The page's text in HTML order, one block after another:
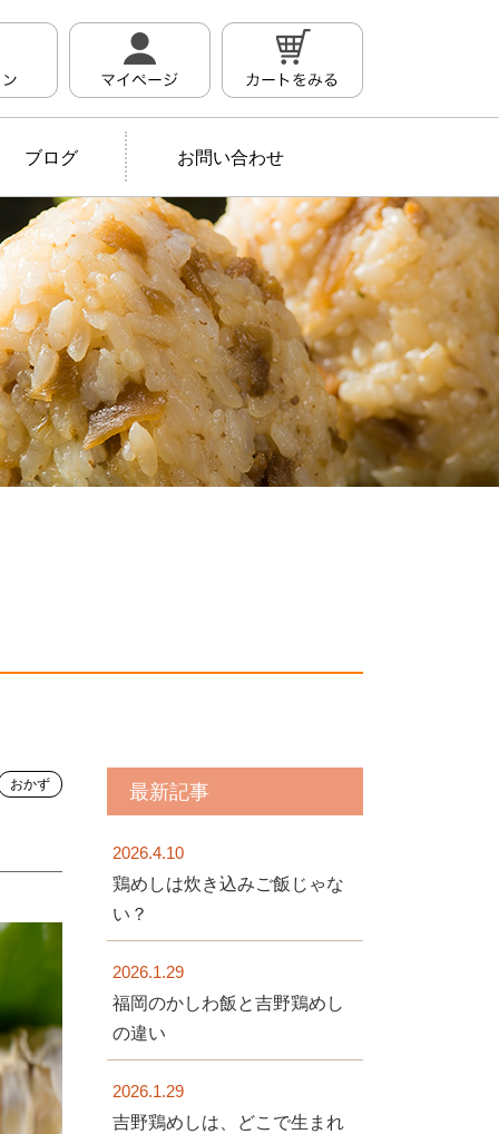
ブログ お問い合わせ
おかず 最新記事
2026.4.10
鶏めしは炊き込みご飯じゃな
い？
2026.1.29
福岡のかしわ飯と吉野鶏めし
の違い
2026.1.29
吉野鶏めしは、どこで生まれ